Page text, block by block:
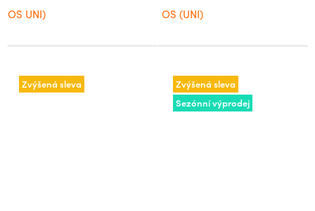
OS UNI) OS (UNI)
Zvýšená sleva
Zvýšená sleva
Sezónní výprodej